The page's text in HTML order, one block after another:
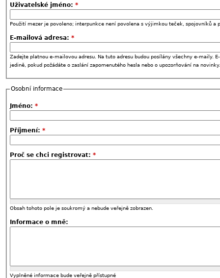
Uživatelské jméno: *
Použití mezer je povoleno; interpunkce není povolena s výjimkou teček, spojovníků a
E-mailová adresa: *
Zadejte platnou e-mailovou adresu. Na tuto adresu budou posílány všechny e-maily.
jedině, pokud požádáte o zaslání zapomenutého hesla nebo o upozorňování na novinky.
Osobní informace
Jméno: *
Příjmení: *
Proč se chci registrovat: *
Obsah tohoto pole je soukromý a nebude veřejně zobrazen.
Informace o mně:
Vyplněné informace bude veřejně přístupné